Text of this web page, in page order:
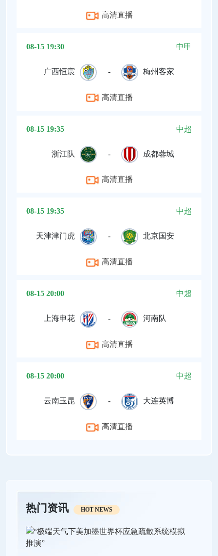
高清直播
08-15 19:30 中甲
广西恒宸 - 梅州客家
高清直播
08-15 19:35 中超
浙江队 - 成都蓉城
高清直播
08-15 19:35 中超
天津津门虎 - 北京国安
高清直播
08-15 20:00 中超
上海申花 - 河南队
高清直播
08-15 20:00 中超
云南玉昆 - 大连英博
高清直播
热门资讯 HOT NEWS